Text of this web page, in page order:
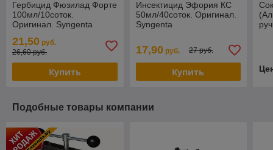
Гербицид Фюзилад Форте
100мл/10соток.
Оригинал. Syngenta
21,50 руб.
26,60 руб.
Купить
Инсектицид Эфория КС
50мл/40соток. Оригинал.
Syngenta
17,90руб. 27 руб.
Купить
Подобные товары компании